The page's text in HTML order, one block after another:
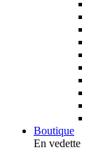
Boutique
En vedette